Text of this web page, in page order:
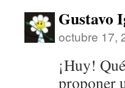
Gustavo
octubre 17,
¡Huy!
proponer